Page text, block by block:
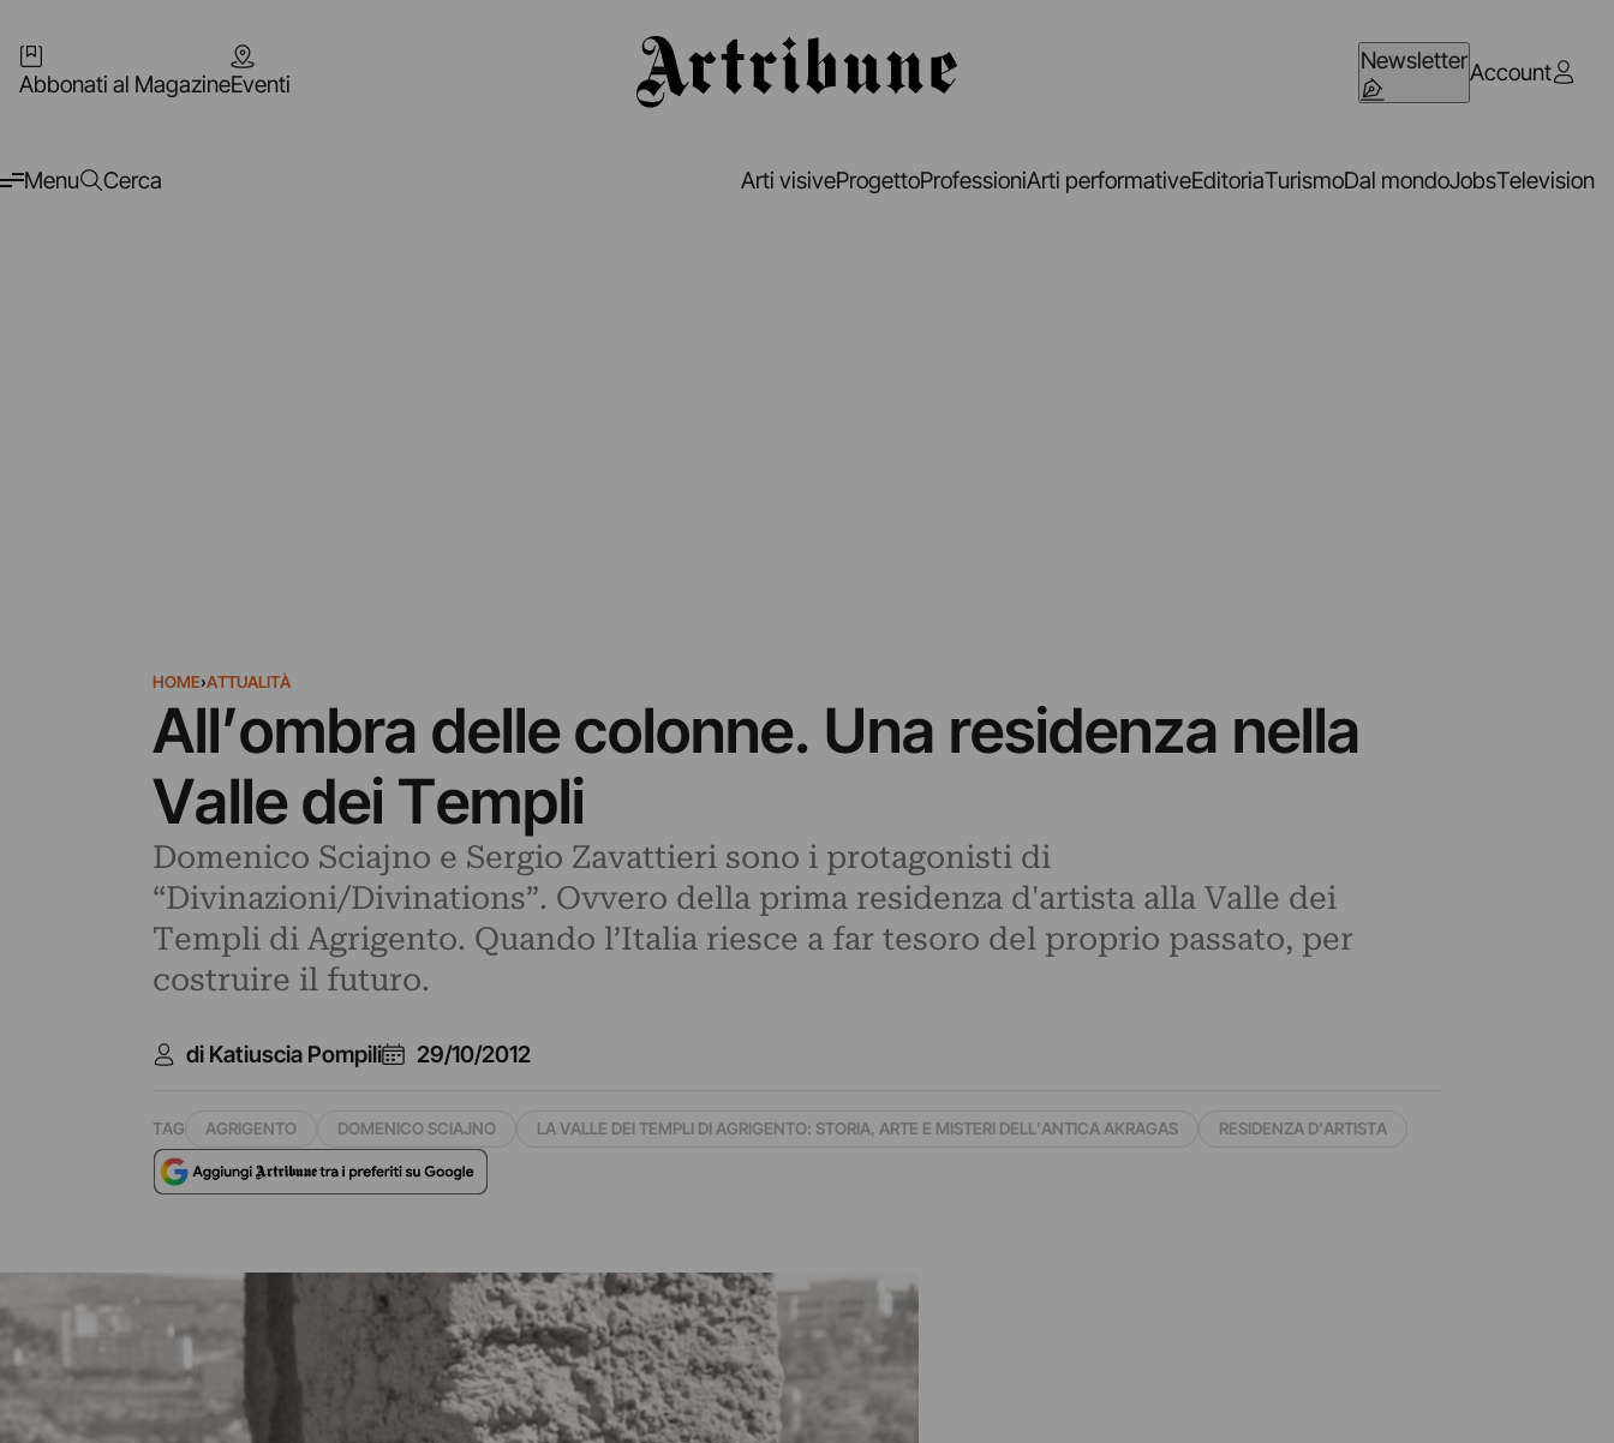
Abbonati al MagazineEventi
NewsletterAccount
Menu Cerca Arti visiveProgettoProfessioniArti performativeEditoriaTurismoDal mondoJobsTelevision
HOME›ATTUALITÀ
All’ombra delle colonne. Una residenza nella
Valle dei Templi
Domenico Sciajno e Sergio Zavattieri sono i protagonisti di
“Divinazioni/Divinations”. Ovvero della prima residenza d'artista alla Valle dei
Templi di Agrigento. Quando l’Italia riesce a far tesoro del proprio passato, per
costruire il futuro.
di Katiuscia Pompili 29/10/2012
TAG AGRIGENTO DOMENICO SCIAJNO LA VALLE DEI TEMPLI DI AGRIGENTO: STORIA, ARTE E MISTERI DELL’ANTICA AKRAGAS RESIDENZA D’ARTISTA